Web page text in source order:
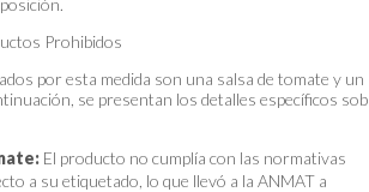
Prohibidos
por esta medida son una salsa de tomate y un
se presentan los detalles específicos
El producto no cumplía con las normativas
a su etiquetado, lo que llevó a la ANMAT a